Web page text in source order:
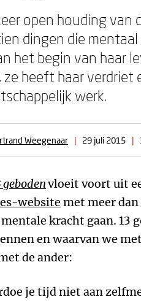
open houding van
dingen die
het begin van haar
ze heeft haar
werk.
Weegenaar | 29 juli 2015 |
gebodenvloeit voort uit
website met meer
kracht gaan. 13
en waarvan we
de ander:
je tijd niet aan